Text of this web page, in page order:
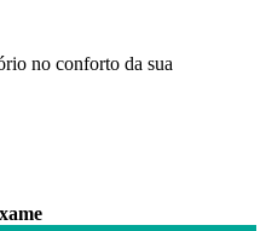
no conforto da sua